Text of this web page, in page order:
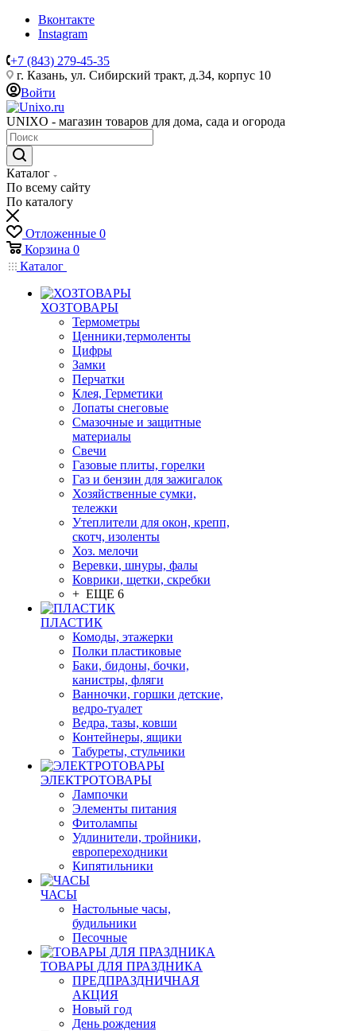
Вконтакте
Instagram
+7 (843) 279-45-35
г. Казань, ул. Сибирский тракт, д.34, корпус 10
Войти
UNIXO - магазин товаров для дома, сада и огорода
Каталог
По всему сайту
По каталогу
Отложенные 0
Корзина 0
Каталог
ХОЗТОВАРЫ
Термометры
Ценники,термоленты
Цифры
Замки
Перчатки
Клея, Герметики
Лопаты снеговые
Смазочные и защитные
материалы
Свечи
Газовые плиты, горелки
Газ и бензин для зажигалок
Хозяйственные сумки,
тележки
Утеплители для окон, крепп,
скотч, изоленты
Хоз. мелочи
Веревки, шнуры, фалы
Коврики, щетки, скребки
+ ЕЩЕ 6
ПЛАСТИК
Комоды, этажерки
Полки пластиковые
Баки, бидоны, бочки,
канистры, фляги
Ванночки, горшки детские,
ведро-туалет
Ведра, тазы, ковши
Контейнеры, ящики
Табуреты, стульчики
ЭЛЕКТРОТОВАРЫ
Лампочки
Элементы питания
Фитолампы
Удлинители, тройники,
европереходники
Кипятильники
ЧАСЫ
Настольные часы,
будильники
Песочные
ТОВАРЫ ДЛЯ ПРАЗДНИКА
ПРЕДПРАЗДНИЧНАЯ
АКЦИЯ
Новый год
День рождения